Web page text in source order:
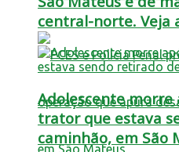
central-norte. Veja
Adolescente
trator que estava
caminhão, em São